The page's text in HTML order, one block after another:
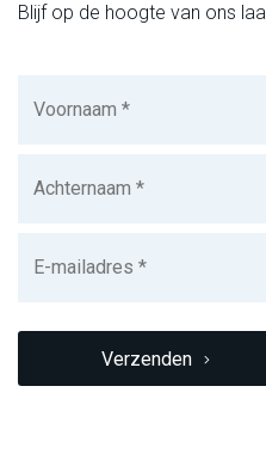
Blijf op de hoogte van ons
mailadres
(Vereist)
Verzenden